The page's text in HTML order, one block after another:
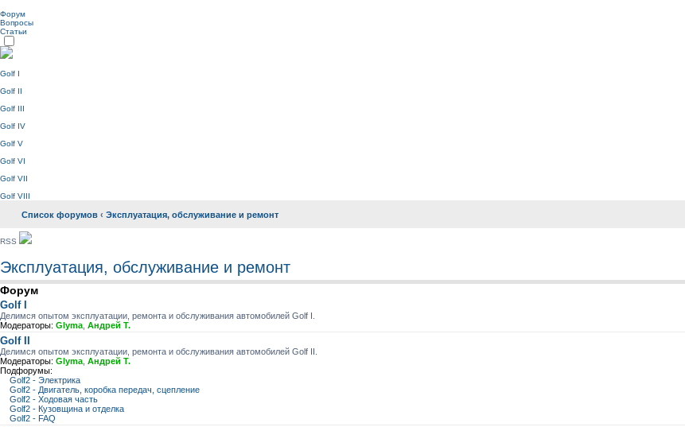
Форум
Вопросы
Статьи
Golf I
Golf II
Golf III
Golf IV
Golf V
Golf VI
Golf VII
Golf VIII
Список форумов ‹ Эксплуатация, обслуживание и ремонт
RSS
Эксплуатация, обслуживание и ремонт
Форум
Golf I
Делимся опытом эксплуатации, ремонта и обслуживания автомобилей Golf I.
Модераторы: Glyma Андрей Т.
Golf II
Делимся опытом эксплуатации, ремонта и обслуживания автомобилей Golf II.
Модераторы: Glyma Андрей Т.
Подфорумы:
Golf2 - Электрика
Golf2 - Двигатель, коробка передач, сцепление
Golf2 - Ходовая часть
Golf2 - Кузовщина и отделка
Golf2 - FAQ